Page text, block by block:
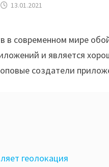
13.01.2021
в современном мире
и является
создатели
геолокация